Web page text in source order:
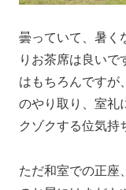
曇っていて、暑く
りお茶席は良いで
はもちろんですが
のやり取り、室礼
クゾクする位気持
ただ和室での正座